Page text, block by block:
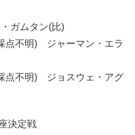
ガムタン(比)
点不明) ジャーマン・エラ
点不明) ジョスウェ・アグ
決定戦